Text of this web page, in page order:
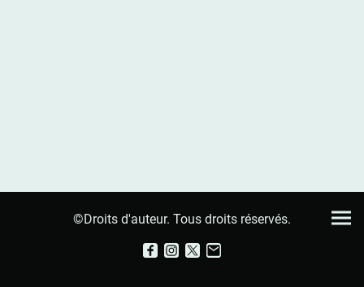
©Droits d'auteur. Tous droits réservés.